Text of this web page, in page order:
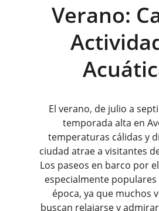
Verano:
El verano, de julio a
temporada alta en
temperaturas cálidas y
ciudad atrae a visitantes
Los paseos en barco por
especialmente
época, ya que muchos
buscan relajarse y